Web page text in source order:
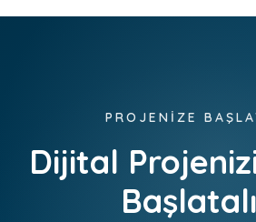
PROJENİZE
Dijital